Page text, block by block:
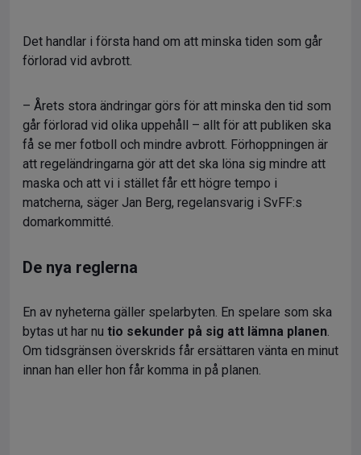
Det handlar i första hand om att minska tiden som går
förlorad vid avbrott.
– Årets stora ändringar görs för att minska den tid som
går förlorad vid olika uppehåll – allt för att publiken ska
få se mer fotboll och mindre avbrott. Förhoppningen är
att regeländringarna gör att det ska löna sig mindre att
maska och att vi i stället får ett högre tempo i
matcherna, säger Jan Berg, regelansvarig i SvFF:s
domarkommitté.
De nya reglerna
En av nyheterna gäller spelarbyten. En spelare som ska
bytas ut har nu tio sekunder på sig att lämna planen.
Om tidsgränsen överskrids får ersättaren vänta en minut
innan han eller hon får komma in på planen.